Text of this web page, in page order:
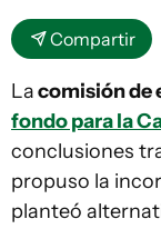
Compartir
Lacomisión de
fondo para la
conclusiones
propuso la
planteó